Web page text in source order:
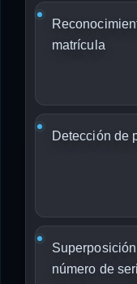
matrícula
Detección de
número de